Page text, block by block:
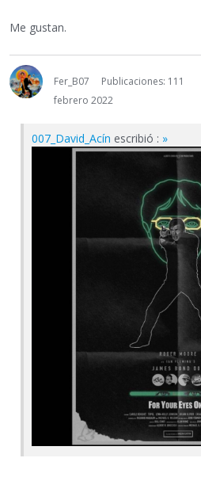
Me gustan.
Fer_B07
Publicaciones: 111
febrero 2022
007_David_Acín escribió : »